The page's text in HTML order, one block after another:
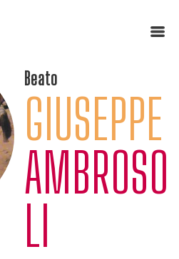
Beato
GIUSEPPE
AMBROSO
LI